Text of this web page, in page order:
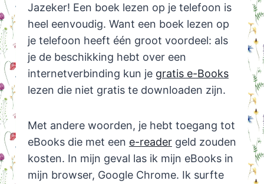
Jazeker! Een boek lezen op je telefoon is
heel eenvoudig. Want een boek lezen op
je telefoon heeft één groot voordeel: als
je de beschikking hebt over een
internetverbinding kun je gratis e-Books
lezen die niet gratis te downloaden zijn.
Met andere woorden, je hebt toegang tot
eBooks die met een e-readergeld zouden
kosten. In mijn geval las ik mijn eBooks in
mijn browser, Google Chrome. Ik surfte